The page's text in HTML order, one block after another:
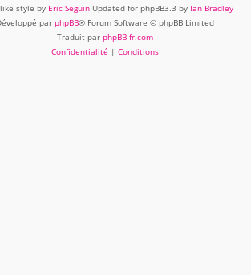
style by Eric Seguin Updated for phpBB3.3 by Ian Bradley
par phpBB® Forum Software © phpBB Limited
Traduit par phpBB-fr.com
Confidentialité | Conditions